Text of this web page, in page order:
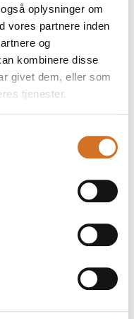
oplysninger om
vores partnere inden
og
kombinere disse
givet dem, eller som
tjenester.
På messen
Unisex sko -
På messen
stand på messen